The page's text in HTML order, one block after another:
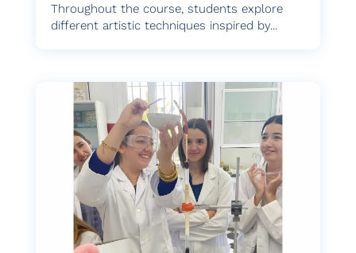
Throughout the course, students explore
different artistic techniques inspired by...